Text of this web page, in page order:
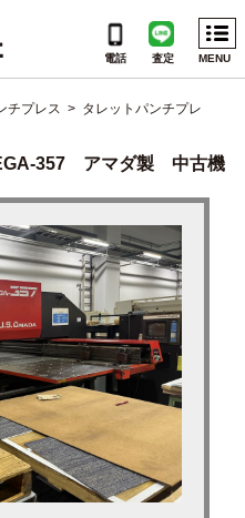
Menu
会社概要
個人情報保護方針
ご利用規約
サイトマップ
よくある質問
電話 査定
チプレス > タレットパンチプレ
357 アマダ製 中古機
MENU